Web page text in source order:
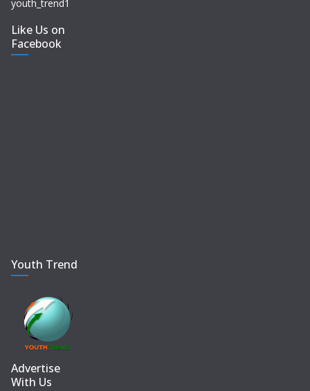
youth_trend1
Like Us on
Facebook
Youth Trend
Advertise
With Us